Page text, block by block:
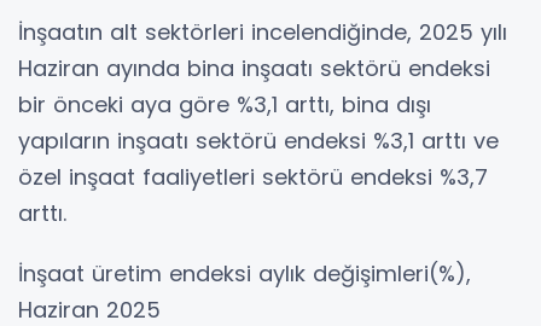
İnşaatın alt sektörleri incelendiğinde, 2025 yılı
Haziran ayında bina inşaatı sektörü endeksi
bir önceki aya göre %3,1 arttı, bina dışı
yapıların inşaatı sektörü endeksi %3,1 arttı ve
özel inşaat faaliyetleri sektörü endeksi %3,7
arttı.
İnşaat üretim endeksi aylık değişimleri(%),
Haziran 2025